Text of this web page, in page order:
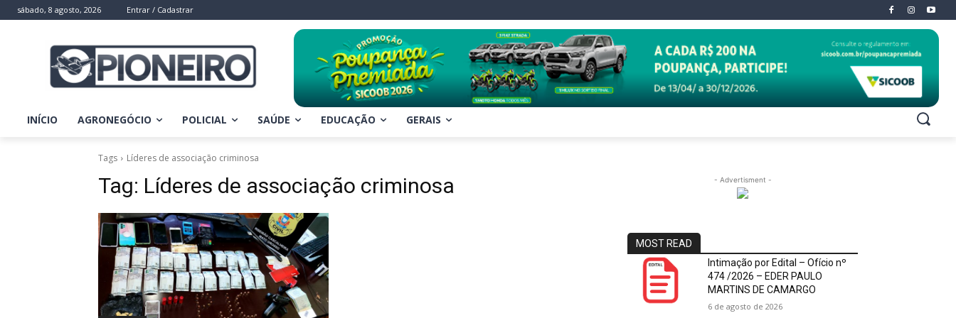
sábado, 8 agosto, 2026 Entrar / Cadastrar
INÍCIO AGRONEGÓCIO POLICIAL SAÚDE EDUCAÇÃO GERAIS
Tags Líderes de associação criminosa
Tag: Líderes de associação criminosa - Advertisment -
MOST READ
Intimação por Edital – Ofício nº
474 /2026 – EDER PAULO
MARTINS DE CAMARGO
6 de agosto de 2026